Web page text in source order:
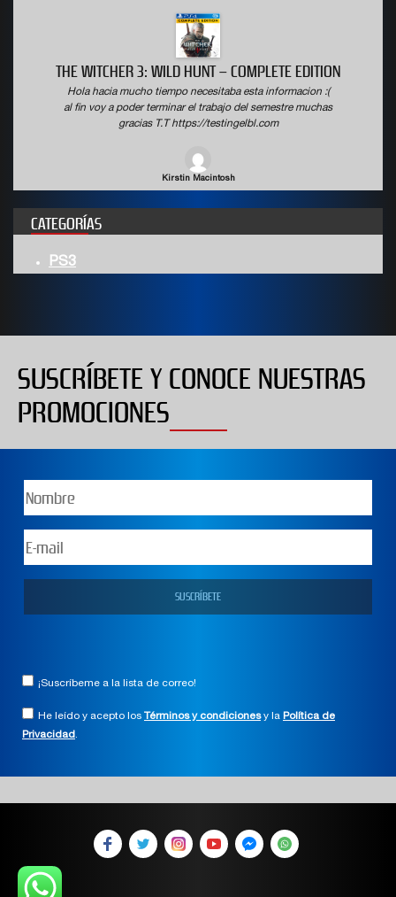
THE WITCHER 3: WILD HUNT – COMPLETE EDITION
Hola hacia mucho tiempo necesitaba esta informacion :(
al fin voy a poder terminar el trabajo del semestre muchas
gracias T.T https://testingelbl.com
Kirstin Macintosh
CATEGORÍAS
PS3
SUSCRÍBETE Y CONOCE NUESTRAS
PROMOCIONES
¡Suscríbeme a la lista de correo!
He leído y acepto los Términos y condicionesy la Política de
Privacidad.